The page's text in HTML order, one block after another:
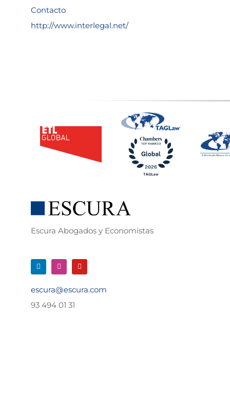
Contacto
http://www.interlegal.net/
Escura Abogados y Economistas
escura@escura.com
93 494 01 31